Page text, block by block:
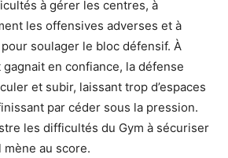
à gérer les centres, à
les offensives adverses et à
soulager le bloc défensif. À
en confiance, la défense
et subir, laissant trop d’espaces
par céder sous la pression.
les difficultés du Gym à sécuriser
mène au score.